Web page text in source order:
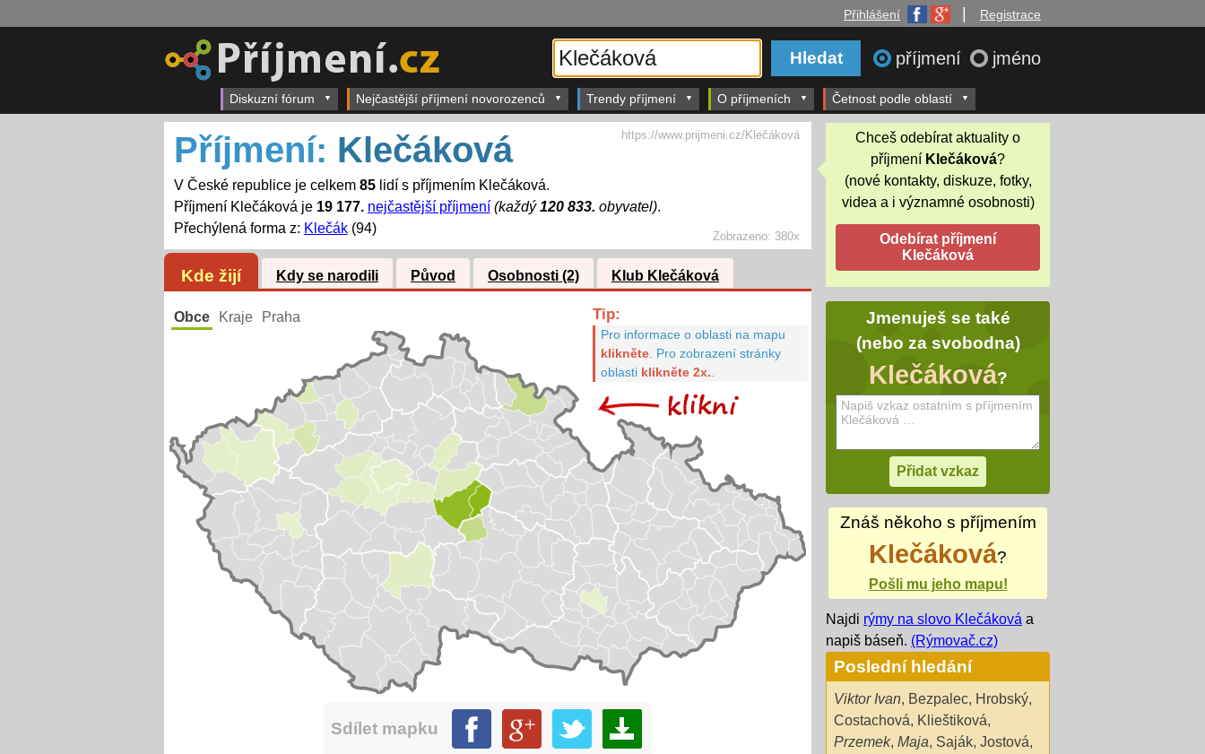
Přihlášení Registrace
příjmení jméno
Diskuzní fórum Nejčastější příjmení novorozenců Trendy příjmení O příjmeních Četnost podle oblastí
Zobrazeno: 380x
Příjmení: Klečáková
V České republice je celkem 85lidí s příjmením Klečáková.
Příjmení Klečáková je 19 177. nejčastější příjmení (každý120 833. obyvatel).
Přechýlená forma z: Klečák(94)
https://www.prijmeni.cz/Klečáková
Kde žijí Kdy se narodili Původ Osobnosti (2) Klub Klečáková
Obce Kraje Praha Tip:
Pro informace o oblasti na mapu
klikněte. Pro zobrazení stránky
oblasti klikněte 2x.
Sdílet mapku
Chceš odebírat aktuality o
příjmení Klečáková?
(nové kontakty, diskuze, fotky,
videa a i významné osobnosti)
Jmenuješ se také
(nebo za svobodna)
Klečáková?
Znáš někoho s příjmením
Klečáková?
Pošli mu jeho mapu!
Najdi rýmy na slovo Klečáková a
napiš báseň. (Rýmovač.cz)
Poslední hledání
Viktor Ivan, Bezpalec, Hrobský,
Costachová, Klieštiková,
Przemek, Maja, Saják, Jostová,